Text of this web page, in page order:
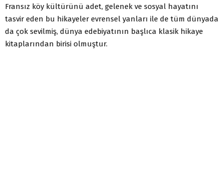
Fransız köy kültürünü adet, gelenek ve sosyal hayatını
tasvir eden bu hikayeler evrensel yanları ile de tüm dünyada
da çok sevilmiş, dünya edebiyatının başlıca klasik hikaye
kitaplarından birisi olmuştur.